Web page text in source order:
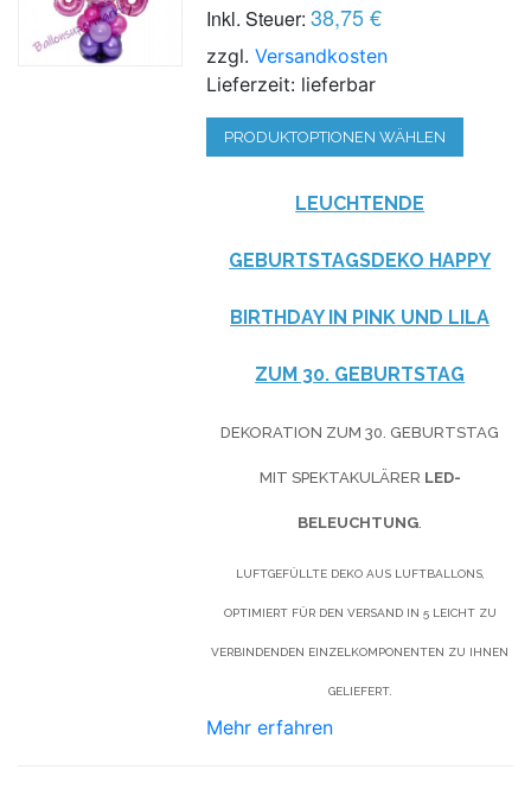
Inkl. Steuer: 38,75 €
zzgl.Versandkosten
Lieferzeit: lieferbar
PRODUKTOPTIONEN WÄHLEN
LEUCHTENDE
GEBURTSTAGSDEKO HAPPY
BIRTHDAY IN PINK UND LILA
ZUM 30. GEBURTSTAG
DEKORATION ZUM 30. GEBURTSTAG
MIT SPEKTAKULÄRER LED-
BELEUCHTUNG
LUFTGEFÜLLTE DEKO AUS LUFTBALLONS,
OPTIMIERT FÜR DEN VERSAND IN 5 LEICHT ZU
VERBINDENDEN EINZELKOMPONENTEN ZU IHNEN
GELIEFERT.
Mehr erfahren